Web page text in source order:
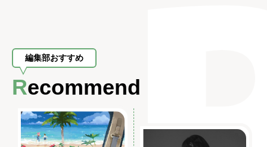
編集部おすすめ
Recommend